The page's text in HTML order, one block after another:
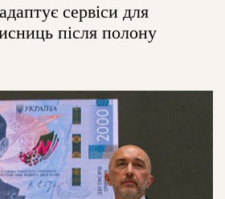
сервіси для
після полону